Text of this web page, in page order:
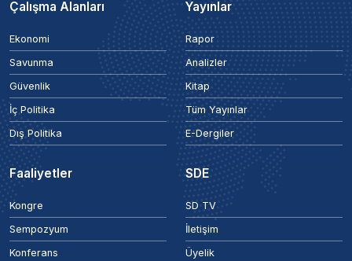
Çalışma Alanları
Ekonomi
Savunma
Güvenlik
İç Politika
Dış Politika
Yayınlar
Rapor
Analizler
Kitap
Tüm Yayınlar
E-Dergiler
Faaliyetler
Kongre
Sempozyum
Konferans
SDE
SD TV
İletişim
Üyelik